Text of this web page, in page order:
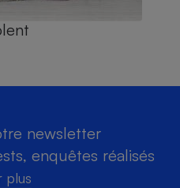
newsletter
enquêtes réalisés
plus